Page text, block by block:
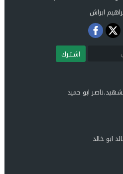
ابراش
اشـتـرك
ابو حميد
ابو خالد